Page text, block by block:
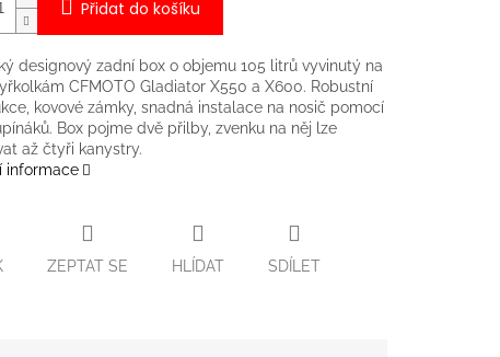
Přidat do košíku
designový zadní box o objemu 105 litrů vyvinutý na
CFMOTO Gladiator X550 a X600. Robustní
kovové zámky, snadná instalace na nosič pomocí
Box pojme dvě přilby, zvenku na něj lze
až čtyři kanystry.
informace
ZEPTAT SE HLÍDAT SDÍLET